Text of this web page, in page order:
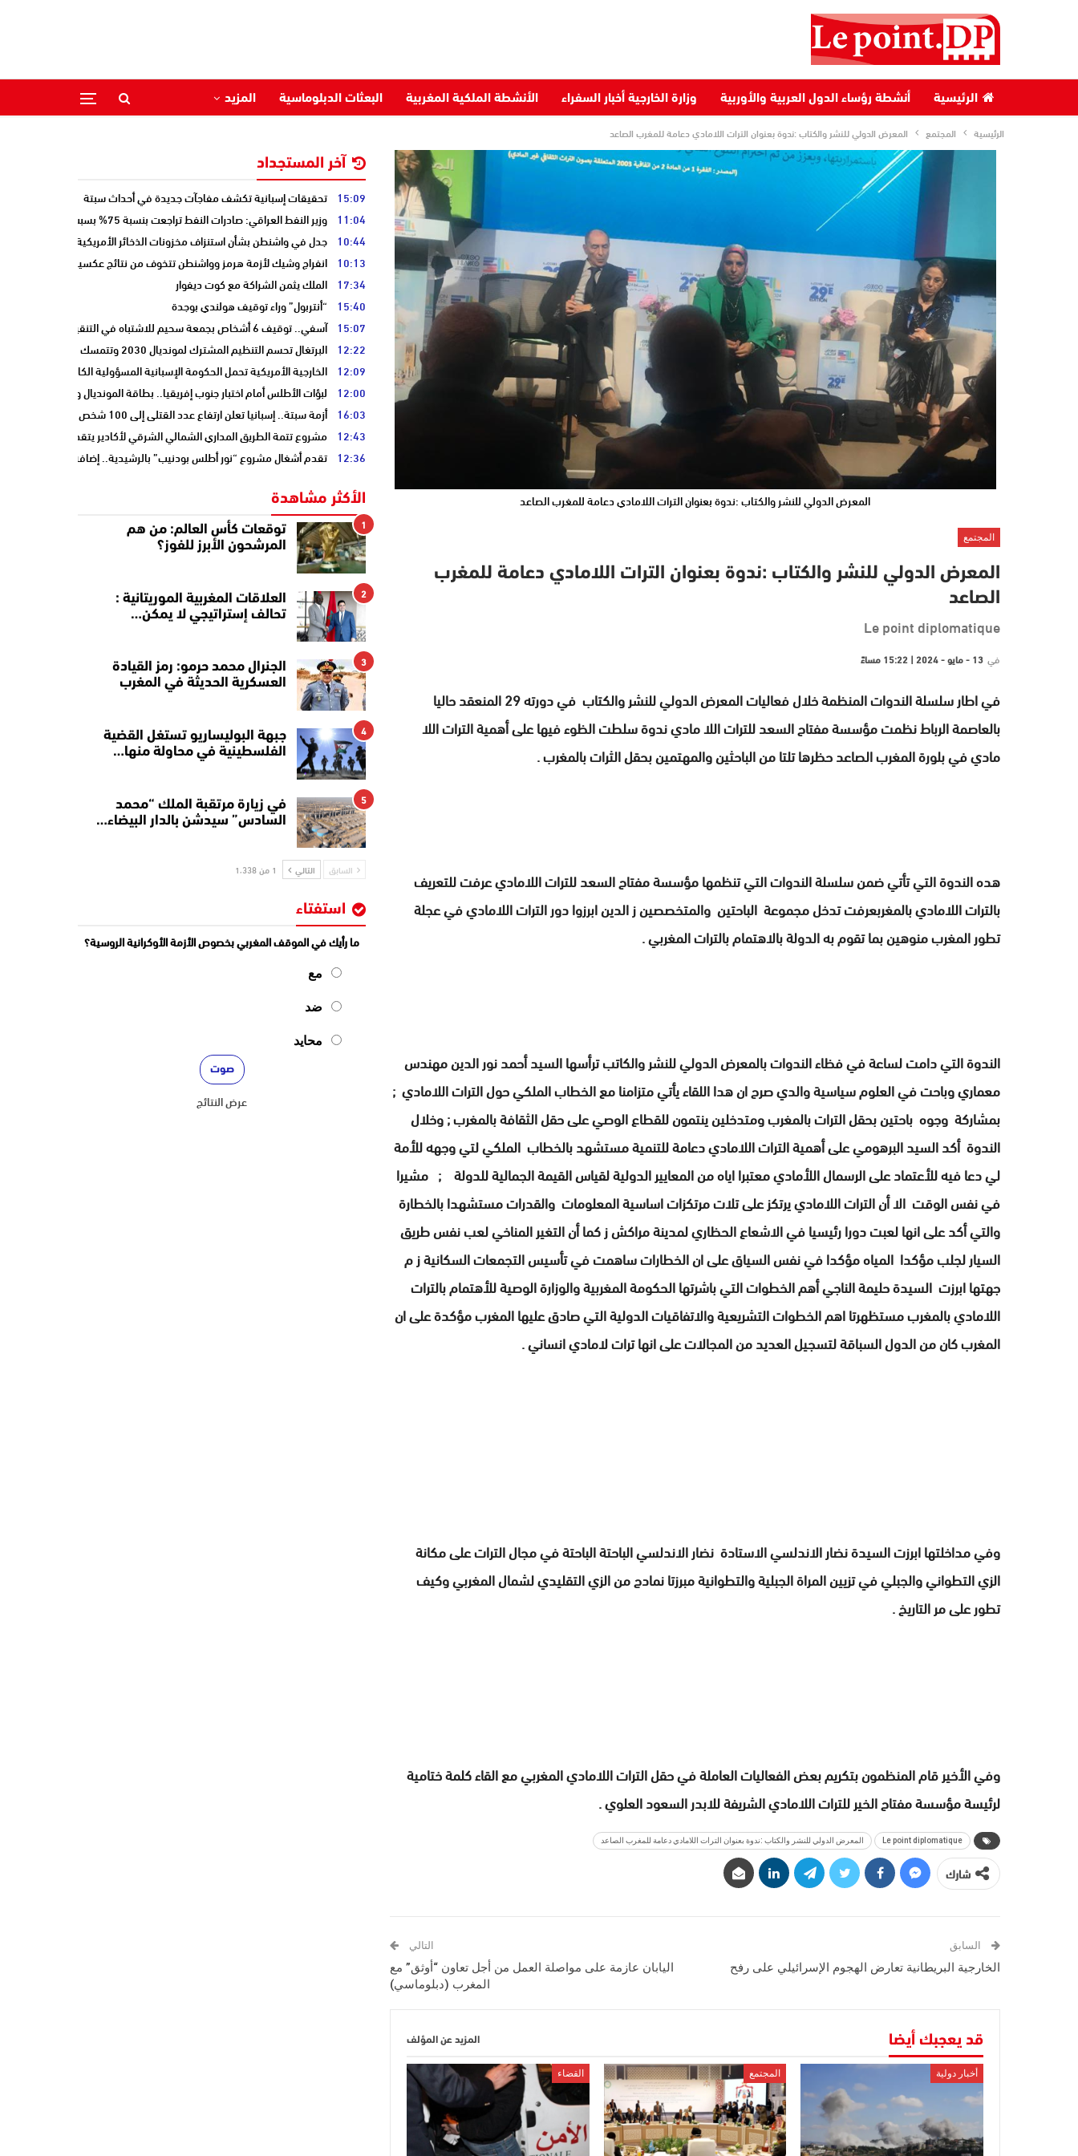
الرئيسية أنشطة رؤساء الدول العربية والأوربية وزارة الخارجية أخبار السفراء الأنشطة الملكية المغربية البعثات الدبلوماسية المزيد
الرئيسية المجتمع المعرض الدولي للنشر والكتاب :ندوة بعنوان الترات اللامادي دعامة للمغرب الصاعد
المعرض الدولي للنشر والكتاب :ندوة بعنوان الترات اللامادي دعامة للمغرب الصاعد
المجتمع
المعرض الدولي للنشر والكتاب :ندوة بعنوان الترات اللامادي دعامة للمغرب
الصاعد
Le point diplomatique
في 13 - مايو - 2024 | 15:22 مساءً
في اطار سلسلة الندوات المنظمة خلال فعاليات المعرض الدولي للنشر والكتاب في دورته 29 المنعقد حاليا
بالعاصمة الرباط نظمت مؤسسة مفتاح السعد للترات اللا مادي ندوة سلطت الظوء فيها على أهمية الترات اللا
مادي في بلورة المغرب الصاعد حظرها تلتا من الباحثين والمهتمين بحقل الثرات بالمغرب .
هده الندوة التي تأتي ضمن سلسلة الندوات التي تنظمها مؤسسة مفتاح السعد للترات اللامادي عرفت للتعريف
بالترات اللامادي بالمغربعرفت تدخل مجموعة الباحتين والمتخصصين ز الدين ابرزوا دور الترات اللامادي في عجلة
تطور المغرب منوهين بما تقوم به الدولة بالاهتمام بالترات المغربي .
الندوة التي دامت لساعة في فظاء الندوات بالمعرض الدولي للنشر والكاتب ترأسها السيد أحمد نور الدين مهندس
معماري وباحت في العلوم سياسية والدي صرح ان هدا اللقاء يأتي متزامنا مع الخطاب الملكي حول الترات اللامادي ;
بمشاركة وجوه باحتين بحقل الترات بالمغرب ومتدخلين ينتمون للقطاع الوصي على حقل الثقافة بالمغرب ; وخلال
الندوة أكد السيد البرهومي على أهمية الترات اللامادي دعامة للتنمية مستشهد بالخطاب الملكي لتي وجهه للأمة
لي دعا فيه للأعتماد على الرسمال اللأمادي معتبرا اياه من المعايير الدولية لقياس القيمة الجمالية للدولة ; مشيرا
في نفس الوقت الا أن الترات اللامادي يرتكز على تلات مرتكزات اساسية المعلومات والقدرات مستشهدا بالخطارة
والتي أكد على انها لعبت دورا رئيسيا في الاشعاع الحظاري لمدينة مراكش ز كما أن التغير المناخي لعب نفس طريق
السيار لجلب مؤكدا المياه مؤكدا في نفس السياق على ان الخطارات ساهمت في تأسيس التجمعات السكانية ز م
جهتها ابرزت السيدة حليمة الناجي أهم الخطوات التي باشرتها الحكومة المغربية والوزارة الوصية للأهتمام بالترات
اللامادي بالمغرب مستظهرتا اهم الخطوات التشريعية والاتفاقيات الدولية التي صادق عليها المغرب مؤكدة على ان
المغرب كان من الدول السباقة لتسجيل العديد من المجالات على انها ترات لامادي انساني .
وفي مداخلتها ابرزت السيدة نضار الاندلسي الاستادة نضار الاندلسي الباحتة الباحتة في مجال الترات على مكانة
الزي التطواني والجبلي في تزيين المراة الجبلية والتطوانية مبرزتا نمادج من الزي التقليدي لشمال المغربي وكيف
تطور على مر التاريخ .
وفي الأخير قام المنظمون بتكريم بعض الفعاليات العاملة في حقل الترات اللامادي المغربي مع القاء كلمة ختامية
لرئيسة مؤسسة مفتاح الخير للترات اللامادي الشريفة للابدر السعود العلوي .
Le point diplomatique المعرض الدولي للنشر والكتاب :ندوة بعنوان الترات اللامادي دعامة للمغرب الصاعد
شارك
السابق
الخارجية البريطانية تعارض الهجوم الإسرائيلي على رفح
التالي
اليابان عازمة على مواصلة العمل من أجل تعاون “أوثق” مع
المغرب (دبلوماسي)
قد يعجبك أيضا المزيد عن المؤلف
أخبار دولية المجتمع القضاء
آخر المستجداد
15:09 تحقيقات إسبانية تكشف مفاجآت جديدة في أحداث سبتة
11:04 وزير النفط العراقي: صادرات النفط تراجعت بنسبة 75% بسبب إغلاق هرمز
10:44 جدل في واشنطن بشأن استنزاف مخزونات الذخائر الأمريكية
10:13 انفراج وشيك لأزمة هرمز وواشنطن تتخوف من نتائج عكسية للتصعيد
17:34 الملك يثمن الشراكة مع كوت ديفوار
15:40 “أنتربول” وراء توقيف هولندي بوجدة
15:07 آسفي.. توقيف 6 أشخاص بجمعة سحيم للاشتباه في التنقيب عن الكنوز .
12:22 البرتغال تحسم التنظيم المشترك لمونديال 2030 وتتمسك بالشراكة مع المغرب وإسبانيا
12:09 الخارجية الأمريكية تحمل الحكومة الإسبانية المسؤولية الكاملة عن أزمة سبتة
12:00 لبؤات الأطلس أمام اختبار جنوب إفريقيا.. بطاقة المونديال ونصف النهائي
16:03 أزمة سبتة.. إسبانيا تعلن ارتفاع عدد القتلى إلى 100 شخص
12:43 مشروع تتمة الطريق المداري الشمالي الشرقي لأكادير يتقدم نحو مرحلة
12:36 تقدم أشغال مشروع “نور أطلس بودنيب” بالرشيدية.. إضافة 33 ميغاوات إلى الشبكة الوطنية
الأكثر مشاهدة
1
توقعات كأس العالم: من هم
المرشحون الأبرز للفوز؟
2
العلاقات المغربية الموريتانية :
تحالف إستراتيجي لا يمكن…
3
الجنرال محمد حرمو: رمز القيادة
العسكرية الحديثة في المغرب
4
جبهة البوليساريو تستغل القضية
الفلسطينية في محاولة منها…
5
في زيارة مرتقبة الملك “محمد
السادس” سيدشن بالدار البيضاء…
السابق التالي 1 من 1٬338
استفتاء
ما رأيك في الموقف المغربي بخصوص الأزمة الأوكرانية الروسية؟
مع
ضد
محايد
عرض النتائج